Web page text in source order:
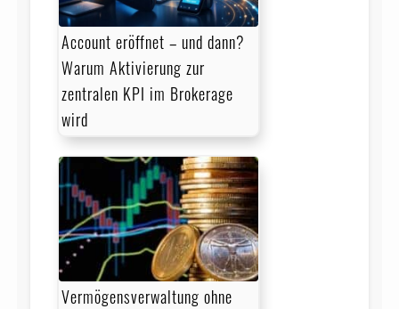
Account eröffnet – und dann?
Warum Aktivierung zur
zentralen KPI im Brokerage
wird
Vermögensverwaltung ohne